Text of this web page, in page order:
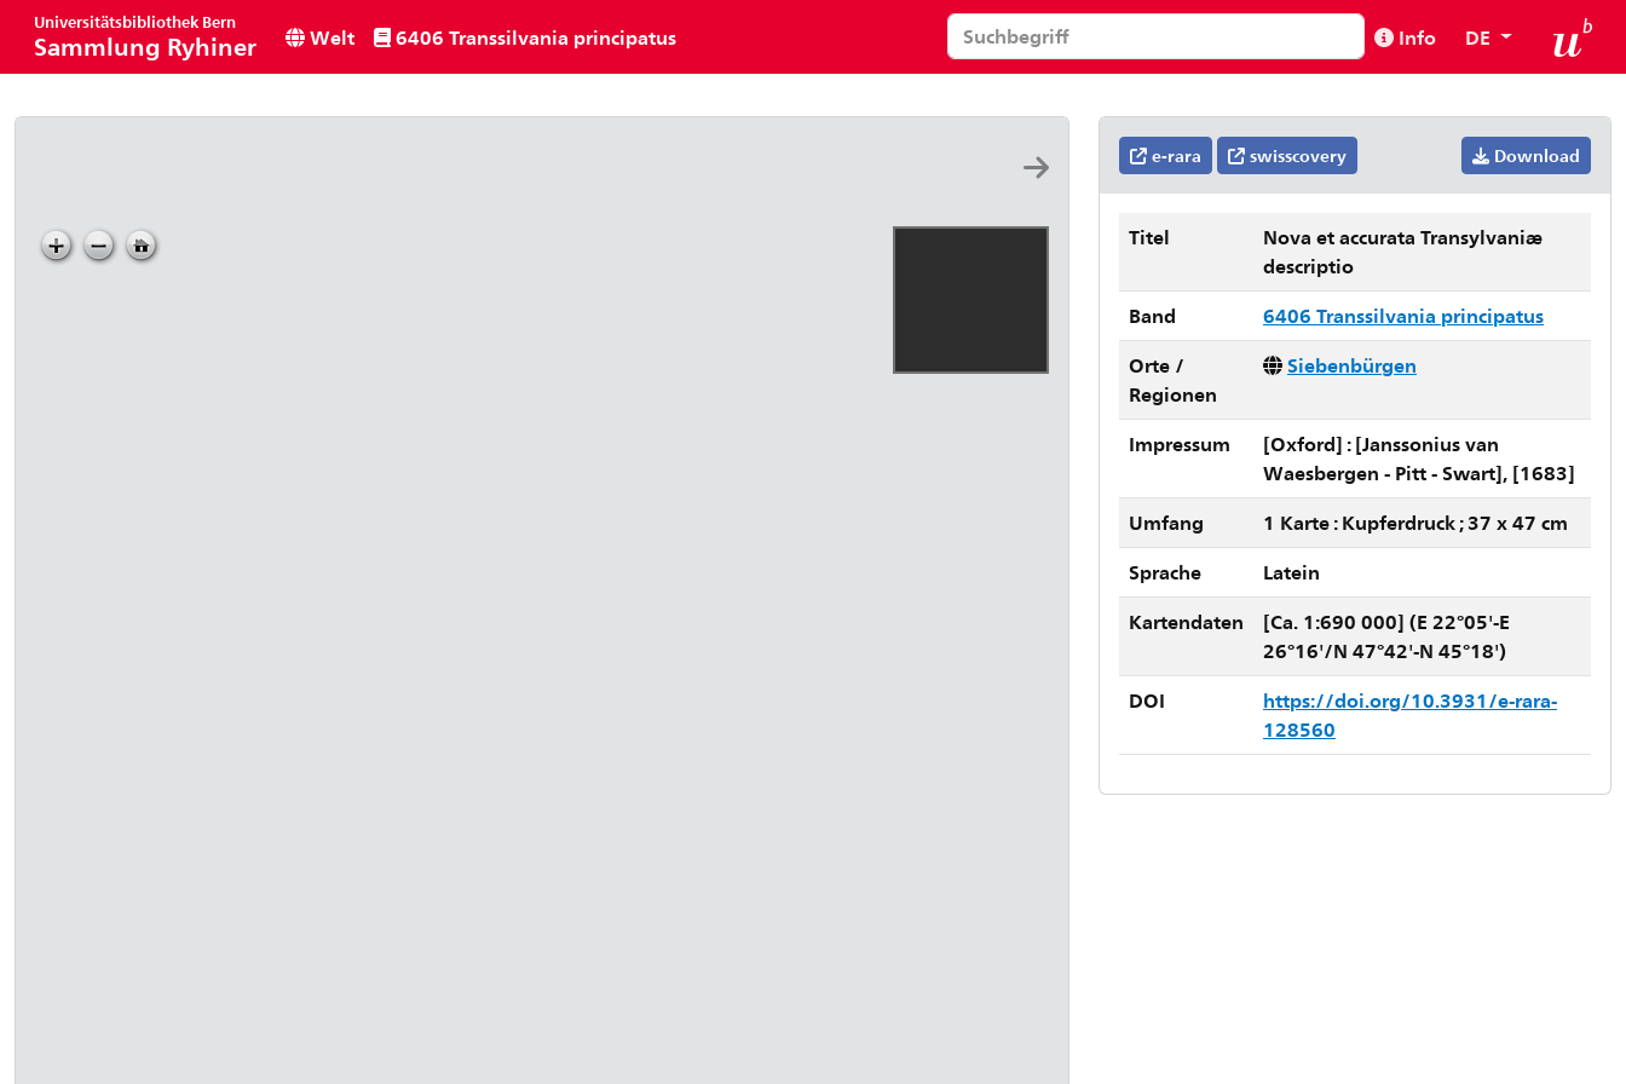
Universitätsbibliothek Bern
Sammlung Ryhiner Welt 6406 Transsilvania principatus Info DE
e-rara swisscovery Download
Titel
Nova et accurata Transylvaniæ
descriptio
Band
6406 Transsilvania principatus
Orte /
Regionen
Siebenbürgen
Impressum
[Oxford] : [Janssonius van
Waesbergen - Pitt - Swart], [1683]
Umfang
1 Karte : Kupferdruck ; 37 x 47 cm
Sprache
Latein
Kartendaten
[Ca. 1:690 000] (E 22°05'-E
26°16'/N 47°42'-N 45°18')
DOI
https://doi.org/10.3931/e-rara-
128560